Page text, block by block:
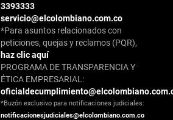
3393333
servicio@elcolombiano.com.co
*Para asuntos relacionados con
peticiones, quejas y reclamos (PQR),
haz clic aquí
PROGRAMA DE TRANSPARENCIA Y
ÉTICA EMPRESARIAL:
*Buzón exclusivo para notificaciones judiciales:
notificacionesjudiciales@elcolombiano.com.co